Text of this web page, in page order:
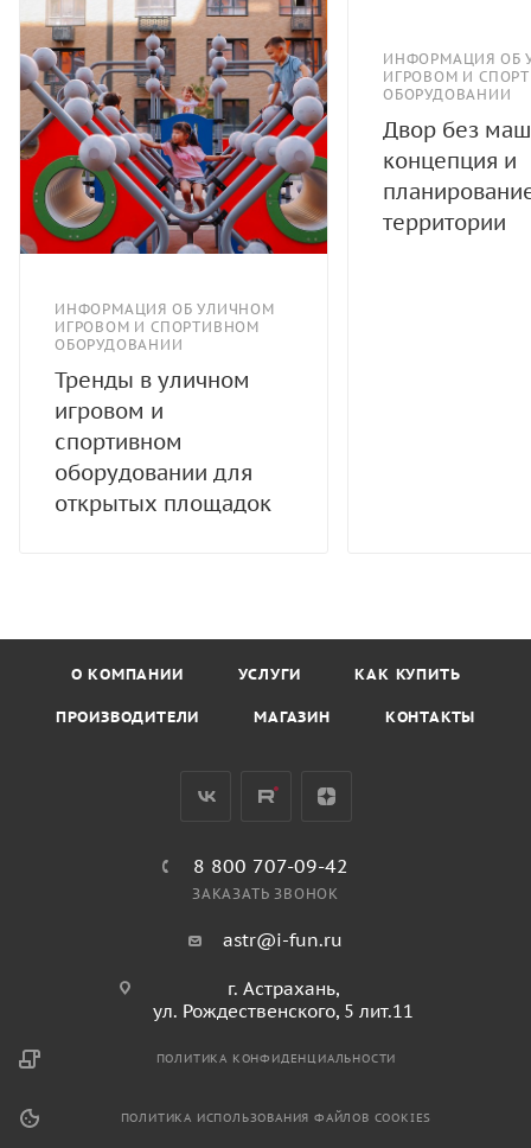
ИНФОРМАЦИЯ ОБ УЛИЧНОМ
ИГРОВОМ И СПОРТИВНОМ
ОБОРУДОВАНИИ
Тренды в уличном
игровом и
спортивном
оборудовании для
открытых площадок
ИНФОРМАЦИЯ ОБ
ИГРОВОМ И
ОБОРУДОВАНИИ
Двор без
концепция и
территории
О КОМПАНИИ УСЛУГИ КАК КУПИТЬ
ПРОИЗВОДИТЕЛИ МАГАЗИН КОНТАКТЫ
8 800 707-09-42
ЗАКАЗАТЬ ЗВОНОК
astr@i-fun.ru
г. Астрахань,
ул. Рождественского, 5 лит.11
ПОЛИТИКА КОНФИДЕНЦИАЛЬНОСТИ
ПОЛИТИКА ИСПОЛЬЗОВАНИЯ ФАЙЛОВ COOKIES